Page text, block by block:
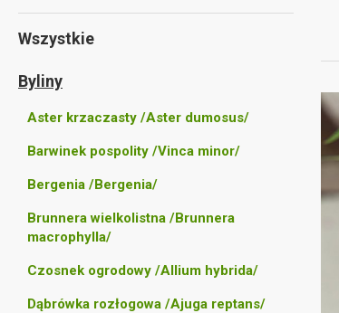
Wszystkie
Byliny
Aster krzaczasty /Aster dumosus/
Barwinek pospolity /Vinca minor/
Bergenia /Bergenia/
Brunnera wielkolistna /Brunnera
macrophylla/
Czosnek ogrodowy /Allium hybrida/
Dąbrówka rozłogowa /Ajuga reptans/